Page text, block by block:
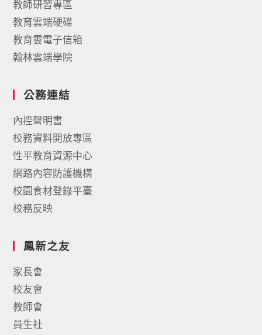
教師研習專區
教育雲端硬碟
教育雲電子信箱
翰林雲端學院
公務連結
內控聲明書
校務資料開放專區
性平教育資源中心
網路內容防護機構
校園食材登錄平臺
校務反映
鳳新之友
家長會
校友會
教師會
員生社